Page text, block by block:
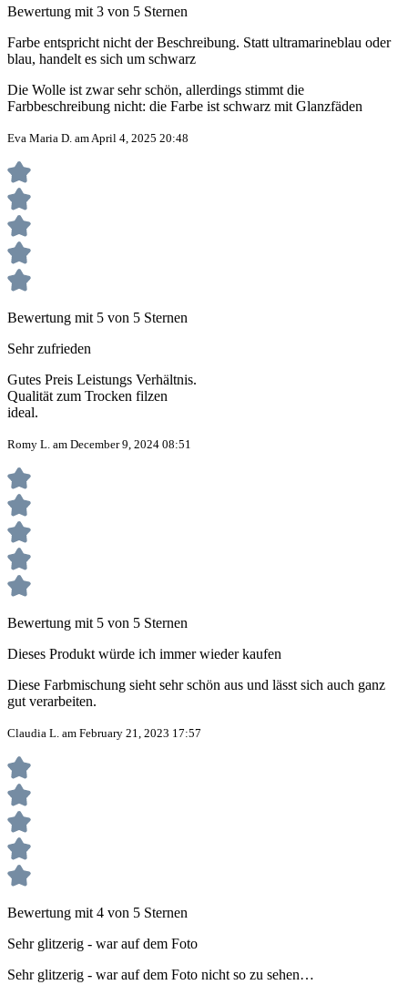
Bewertung mit 3 von 5 Sternen
Farbe entspricht nicht der Beschreibung. Statt ultramarineblau oder
blau, handelt es sich um schwarz
Die Wolle ist zwar sehr schön, allerdings stimmt die
Farbbeschreibung nicht: die Farbe ist schwarz mit Glanzfäden
Eva Maria D. am April 4, 2025 20:48
Bewertung mit 5 von 5 Sternen
Sehr zufrieden
Gutes Preis Leistungs Verhältnis.
Qualität zum Trocken filzen
ideal.
Romy L. am December 9, 2024 08:51
Bewertung mit 5 von 5 Sternen
Dieses Produkt würde ich immer wieder kaufen
Diese Farbmischung sieht sehr schön aus und lässt sich auch ganz
gut verarbeiten.
Claudia L. am February 21, 2023 17:57
Bewertung mit 4 von 5 Sternen
Sehr glitzerig - war auf dem Foto
Sehr glitzerig - war auf dem Foto nicht so zu sehen…